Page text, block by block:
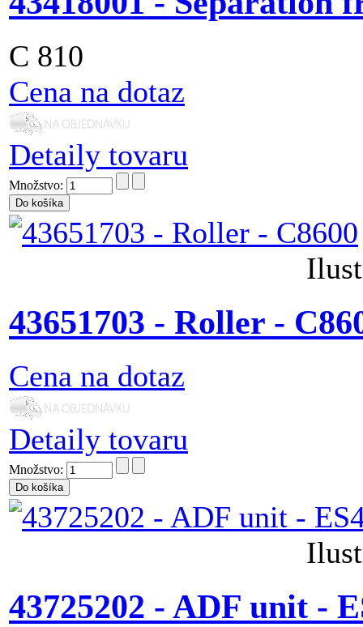
C 810
Cena na dotaz
Detaily tovaru
Množstvo:
43651703 - Roller -
Cena na dotaz
Detaily tovaru
Množstvo:
43725202 - ADF unit -